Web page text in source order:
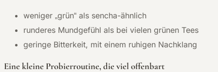
weniger „grün“ als sencha-ähnlich
runderes Mundgefühl als bei vielen grünen Tees
geringe Bitterkeit, mit einem ruhigen Nachklang
Eine kleine Probierroutine, die viel offenbart